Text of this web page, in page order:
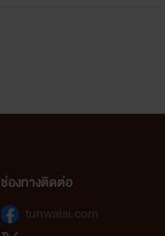
ช่องทางติดต่อ
tunwalai.com